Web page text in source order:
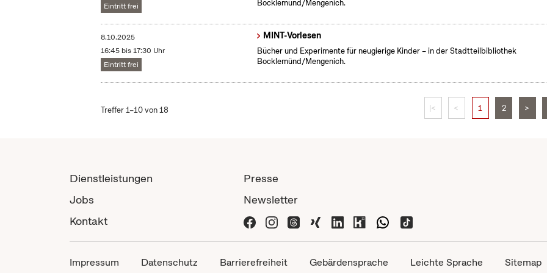
Eintritt frei Bocklemünd/Mengenich.
8.10.2025
16:45 bis 17:30 Uhr
Eintritt frei
MINT-Vorlesen
Bücher und Experimente für neugierige Kinder – in der Stadtteilbibliothek
Bocklemünd/Mengenich.
Treffer 1–10 von 18 |< < 1 2 >
Dienstleistungen
Jobs
Kontakt
Presse
Newsletter
Impressum Datenschutz Barrierefreiheit Gebärdensprache Leichte Sprache Sitemap